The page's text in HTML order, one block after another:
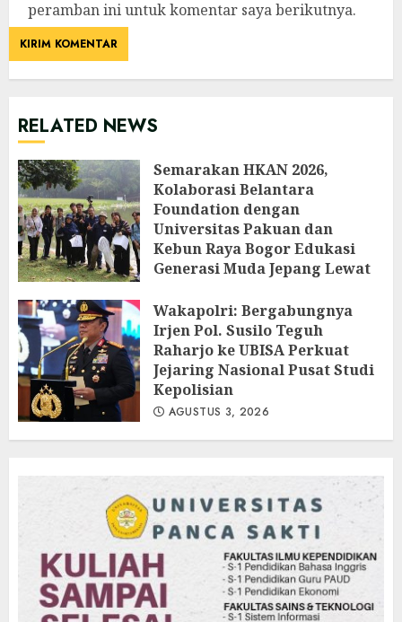
peramban ini untuk komentar saya berikutnya.
RELATED NEWS
Semarakan HKAN 2026,
Kolaborasi Belantara
Foundation dengan
Universitas Pakuan dan
Kebun Raya Bogor Edukasi
Generasi Muda Jepang Lewat
Kebun Raya Bogor
AGUSTUS 3, 2026
Wakapolri: Bergabungnya
Irjen Pol. Susilo Teguh
Raharjo ke UBISA Perkuat
Jejaring Nasional Pusat Studi
Kepolisian
AGUSTUS 3, 2026